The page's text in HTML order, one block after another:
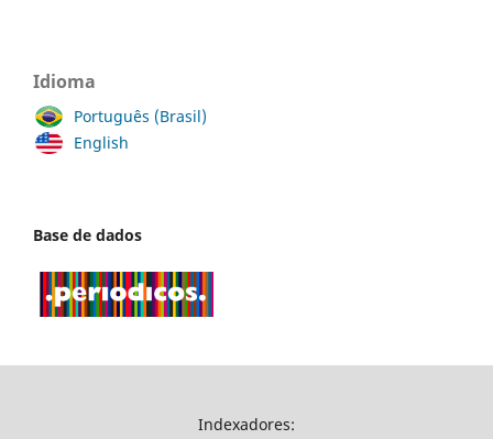
Idioma
Português (Brasil)
English
Base de dados
Indexadores: